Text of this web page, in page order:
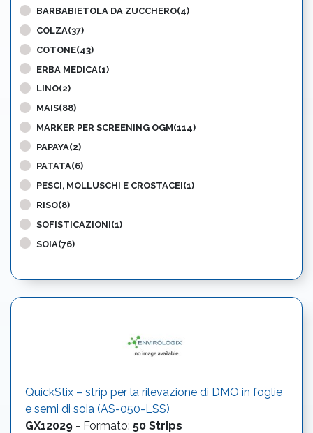
BARBABIETOLA DA ZUCCHERO(4)
COLZA(37)
COTONE(43)
ERBA MEDICA(1)
LINO(2)
MAIS(88)
MARKER PER SCREENING OGM(114)
PAPAYA(2)
PATATA(6)
PESCI, MOLLUSCHI E CROSTACEI(1)
RISO(8)
SOFISTICAZIONI(1)
SOIA(76)
QuickStix – strip per la rilevazione di DMO in foglie
e semi di soia (AS-050-LSS)
GX12029 - Formato: 50 Strips